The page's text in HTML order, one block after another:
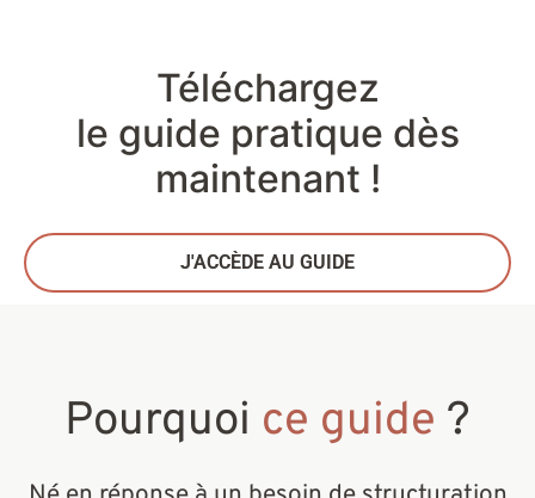
Téléchargez
le guide pratique dès
maintenant !
J'ACCÈDE AU GUIDE
Pourquoi ce guide ?
Je souhaite recevoir des informations des autres
opportunités du projet FON par Empow’Her
ACCÉDER AU GUIDE